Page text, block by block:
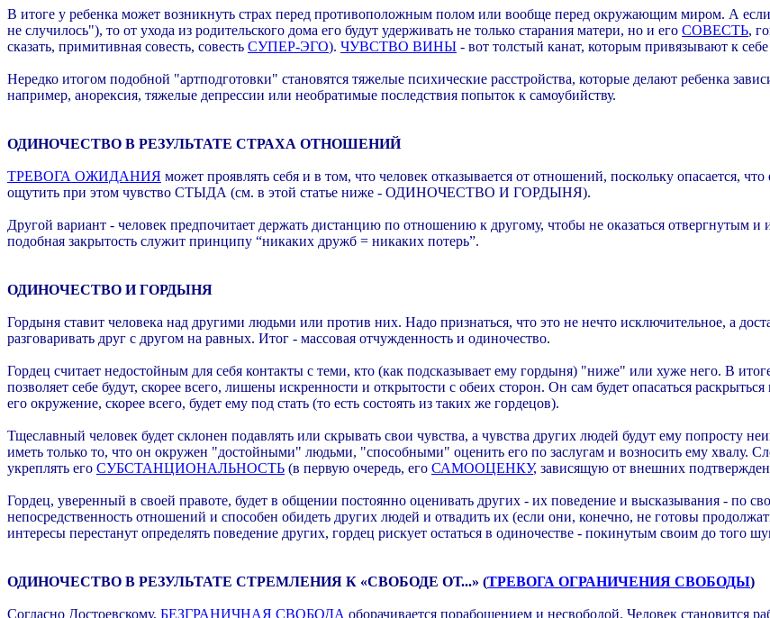
В итоге у ребенка может возникнуть страх перед противоположным полом или вообще перед окружающим миром. А
не случилось"), то от ухода из родительского дома его будут удерживать не только старания матери, но и его СОВЕСТЬ,
сказать, примитивная совесть, совесть СУПЕР-ЭГО). ЧУВСТВО ВИНЫ - вот толстый канат, которым привязывают к
Нередко итогом подобной "артподготовки" становятся тяжелые психические расстройства, которые делают ребенка
например, анорексия, тяжелые депрессии или необратимые последствия попыток к самоубийству.
ОДИНОЧЕСТВО В РЕЗУЛЬТАТЕ СТРАХА ОТНОШЕНИЙ
ТРЕВОГА ОЖИДАНИЯ может проявлять себя и в том, что человек отказывается от отношений, поскольку опасается,
ощутить при этом чувство СТЫДА (см. в этой статье ниже - ОДИНОЧЕСТВО И ГОРДЫНЯ).
Другой вариант - человек предпочитает держать дистанцию по отношению к другому, чтобы не оказаться отвергнутым
подобная закрытость служит принципу “никаких дружб = никаких потерь”.
ОДИНОЧЕСТВО И ГОРДЫНЯ
Гордыня ставит человека над другими людьми или против них. Надо признаться, что это не нечто исключительное, а
разговаривать друг с другом на равных. Итог - массовая отчужденность и одиночество.
Гордец считает недостойным для себя контакты с теми, кто (как подсказывает ему гордыня) "ниже" или хуже него. В
позволяет себе будут, скорее всего, лишены искренности и открытости с обеих сторон. Он сам будет опасаться
его окружение, скорее всего, будет ему под стать (то есть состоять из таких же гордецов).
Тщеславный человек будет склонен подавлять или скрывать свои чувства, а чувства других людей будут ему попросту
иметь только то, что он окружен "достойными" людьми, "способными" оценить его по заслугам и возносить ему хвалу.
укреплять его СУБСТАНЦИОНАЛЬНОСТЬ (в первую очередь, его САМООЦЕНКУ, зависящую от внешних
Гордец, уверенный в своей правоте, будет в общении постоянно оценивать других - их поведение и высказывания - по
непосредственность отношений и способен обидеть других людей и отвадить их (если они, конечно, не готовы
интересы перестанут определять поведение других, гордец рискует остаться в одиночестве - покинутым своим до
ОДИНОЧЕСТВО В РЕЗУЛЬТАТЕ СТРЕМЛЕНИЯ К «СВОБОДЕ ОТ...» (ТРЕВОГА ОГРАНИЧЕНИЯ СВОБОДЫ)
Согласно Достоевскому, БЕЗГРАНИЧНАЯ СВОБОДА оборачивается порабощением и несвободой. Человек становится